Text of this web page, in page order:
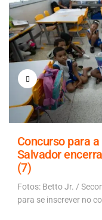
Concurso para
Salvador
(7)
Fotos: Betto Jr. /
para se inscrever no